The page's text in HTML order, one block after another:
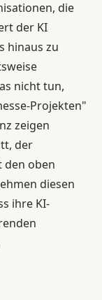
die
der KI
hinaus zu
nicht tun,
Projekten"
zeigen
der
den oben
diesen
ihre KI-